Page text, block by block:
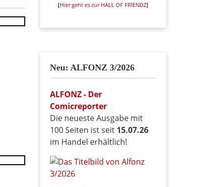
[Hier geht es zur HALL OF FRIENDZ]
Neu: ALFONZ 3/2026
ALFONZ - Der
Comicreporter
Die neueste Ausgabe mit
100 Seiten ist seit 15.07.26
im Handel erhältlich!